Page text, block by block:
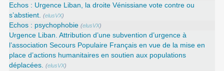
Echos : Urgence Liban, la droite Vénissiane vote contre ou
s’abstient. (elusVX)
Echos : psychophobie (elusVX)
Urgence Liban. Attribution d’une subvention d’urgence à
l’association Secours Populaire Français en vue de la mise en
place d’actions humanitaires en soutien aux populations
déplacées. (elusVX)